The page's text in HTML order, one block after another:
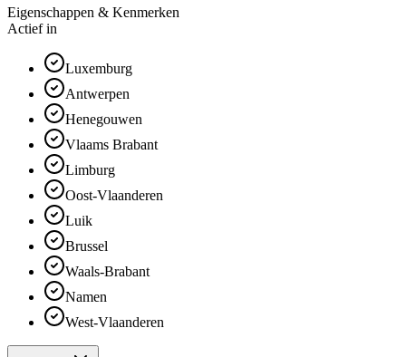
Eigenschappen & Kenmerken
Actief in
Luxemburg
Antwerpen
Henegouwen
Vlaams Brabant
Limburg
Oost-Vlaanderen
Luik
Brussel
Waals-Brabant
Namen
West-Vlaanderen